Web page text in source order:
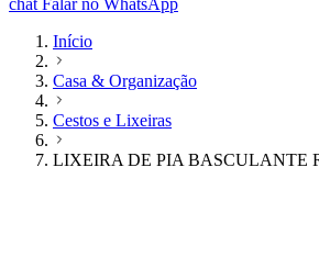
chat Falar no WhatsApp
Início
Casa & Organização
Cestos e Lixeiras
LIXEIRA DE PIA BASCULANTE